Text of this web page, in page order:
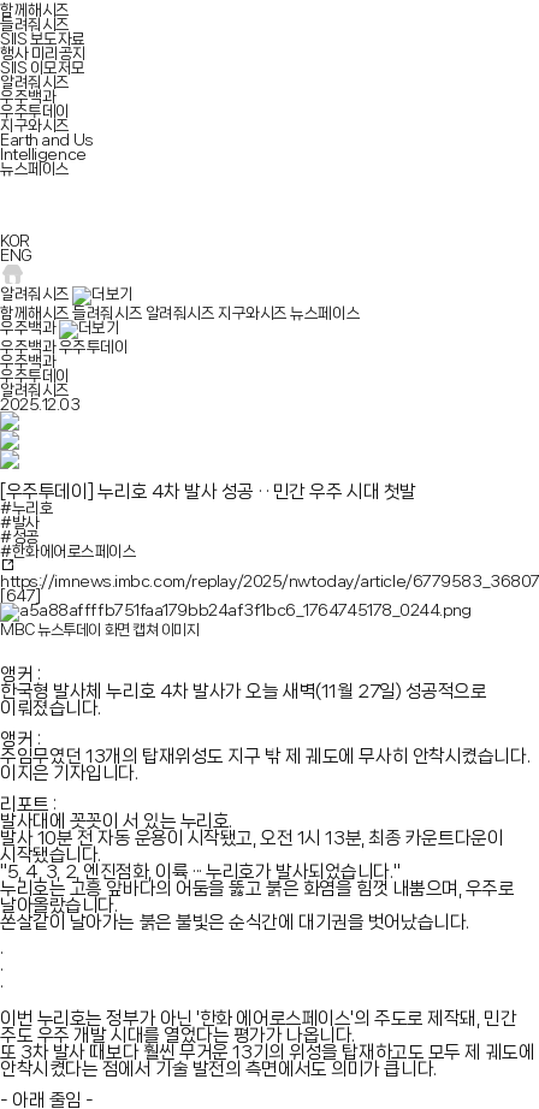
함께해시즈
들려줘시즈
SIIS 보도자료
행사 미리공지
SIIS 이모저모
알려줘시즈
우주백과
우주투데이
지구와시즈
Earth and Us
Intelligence
뉴스페이스
KOR
ENG
알려줘시즈
함께해시즈 들려줘시즈 알려줘시즈 지구와시즈 뉴스페이스
우주백과
우주백과우주투데이
우주백과
우주투데이
알려줘시즈
2025.12.03
[우주투데이] 누리호 4차 발사 성공 · · 민간 우주 시대 첫발
#누리호
#발사
#성공
#한화에어로스페이스
https://imnews.imbc.com/replay/2025/nwtoday/article/
[647]
MBC 뉴스투데이 화면 캡쳐 이미지
앵커 :
한국형 발사체 누리호 4차 발사가 오늘 새벽(11월 27일) 성공적으로
이뤄졌습니다.
앵커 :
주임무였던 13개의 탑재위성도 지구 밖 제 궤도에 무사히 안착시켰습니다.
이지은 기자입니다.
리포트 :
발사대에 꼿꼿이 서 있는 누리호.
발사 10분 전 자동 운용이 시작됐고, 오전 1시 13분, 최종 카운트다운이
시작됐습니다.
"5, 4, 3, 2, 엔진점화, 이륙 ··· 누리호가 발사되었습니다."
누리호는 고흥 앞바다의 어둠을 뚫고 붉은 화염을 힘껏 내뿜으며, 우주로
날아올랐습니다.
쏜살같이 날아가는 붉은 불빛은 순식간에 대기권을 벗어났습니다.
·
·
·
이번 누리호는 정부가 아닌 '한화 에어로스페이스'의 주도로 제작돼, 민간
주도 우주 개발 시대를 열었다는 평가가 나옵니다.
또 3차 발사 때보다 훨씬 무거운 13기의 위성을 탑재하고도 모두 제 궤도에
안착시켰다는 점에서 기술 발전의 측면에서도 의미가 큽니다.
- 아래 줄임 -